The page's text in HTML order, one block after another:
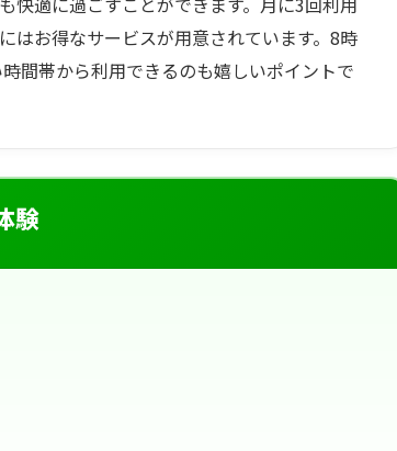
はお得なサービスが用意されています。8時
間帯から利用できるのも嬉しいポイントで
験